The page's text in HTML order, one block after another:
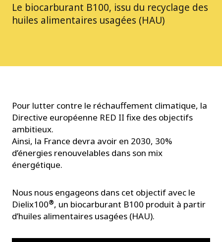
Le biocarburant B100, issu du recyclage des
huiles alimentaires usagées (HAU)
Pour lutter contre le réchauffement climatique, la
Directive européenne RED II fixe des objectifs
ambitieux.
Ainsi, la France devra avoir en 2030, 30%
d’énergies renouvelables dans son mix
énergétique.
Nous nous engageons dans cet objectif avec le
Dielix100®, un biocarburant B100 produit à partir
d’huiles alimentaires usagées (HAU).